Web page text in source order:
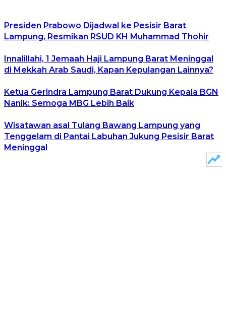
Presiden Prabowo Dijadwal ke Pesisir Barat
Lampung, Resmikan RSUD KH Muhammad Thohir
Innalillahi, 1 Jemaah Haji Lampung Barat Meninggal
di Mekkah Arab Saudi, Kapan Kepulangan Lainnya?
Ketua Gerindra Lampung Barat Dukung Kepala BGN
Nanik: Semoga MBG Lebih Baik
Wisatawan asal Tulang Bawang Lampung yang
Tenggelam di Pantai Labuhan Jukung Pesisir Barat
Meninggal